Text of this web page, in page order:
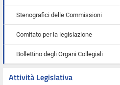
Stenografici delle Commissioni
Comitato per la legislazione
Bollettino degli Organi Collegiali
Attività Legislativa